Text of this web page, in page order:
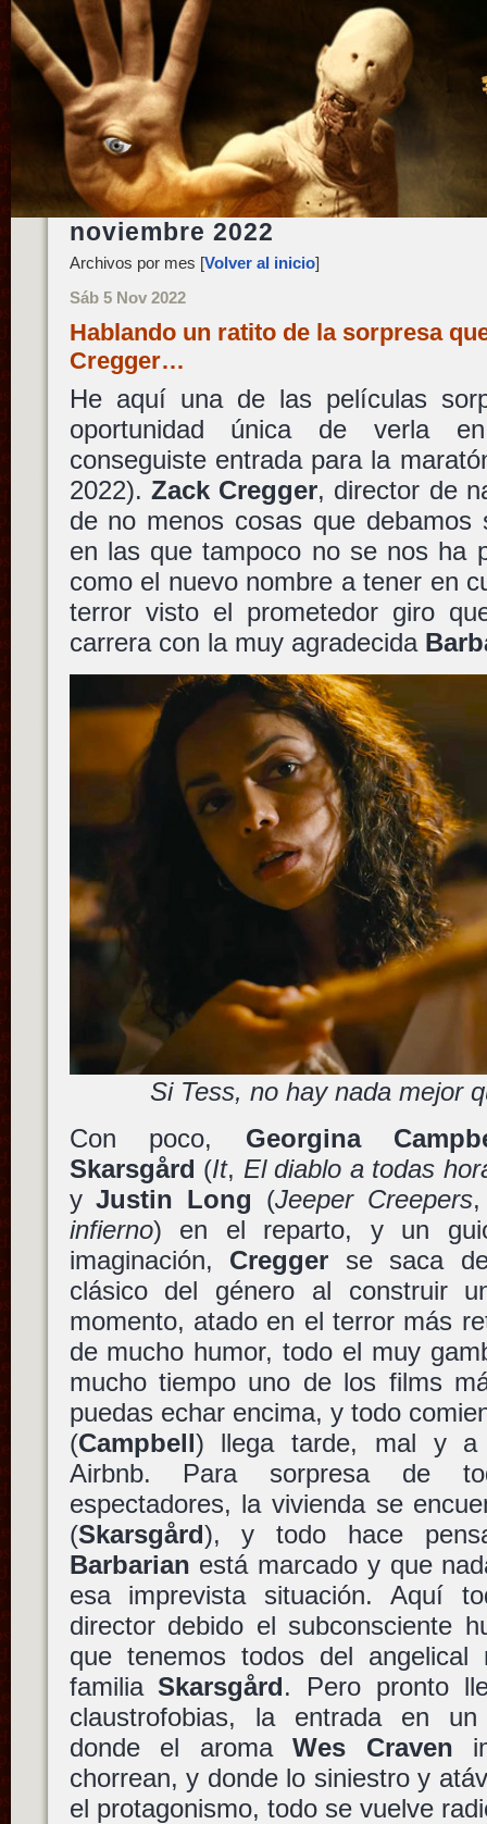
noviembre 2022
Archivos por mes [Volver al inicio]
Sáb 5 Nov 2022
Hablando un ratito de la sorpresa
Cregger…
He aquí una de las películas
oportunidad única de verla
conseguiste entrada para la
2022). Zack Cregger, director de
de no menos cosas que
en las que tampoco no se nos ha
como el nuevo nombre a tener en
terror visto el prometedor giro
carrera con la muy agradecida
Si Tess, no hay nada mejor
Con poco, Georgina
Skarsgård (It, El diablo a todas
yJustin Long (Jeeper Creepers
infierno) en el reparto, y un
imaginación, Cregger se saca
clásico del género al construir
momento, atado en el terror más
de mucho humor, todo el muy
mucho tiempo uno de los films
puedas echar encima, y todo
(Campbell) llega tarde, mal y a
Airbnb. Para sorpresa de
espectadores, la vivienda se
(Skarsgård), y todo hace
Barbarian está marcado y que
esa imprevista situación. Aquí
director debido el subconsciente
que tenemos todos del
familiaSkarsgård. Pero pronto
claustrofobias, la entrada en un
donde el aromaWes Craven
chorrean, y donde lo siniestro y
el protagonismo, todo se vuelve